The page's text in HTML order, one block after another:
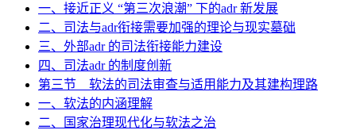
一、接近正义 “第三次浪潮” 下的adr 新发展
二、司法与adr衔接需要加强的理论与现实墓础
三、外部adr 的司法衔接能力建设
四、司法adr 的制度创新
第三节 软法的司法审查与适用能力及其建构理路
一、软法的内涵理解
二、国家治理现代化与软法之治